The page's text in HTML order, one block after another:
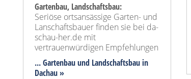
Gartenbau, Landschaftsbau:
Seriöse ortsansässige Garten- und
Lanschaftsbauer finden sie bei da-
schau-her.de mit
vertrauenwürdigen Empfehlungen
... Gartenbau und Landschaftsbau in
Dachau »